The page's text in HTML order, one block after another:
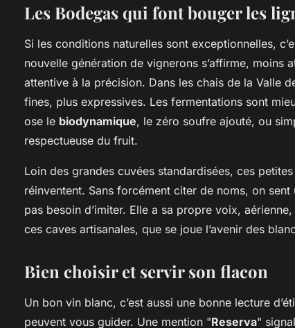
Les Bodegas qui font bouger les
Si les conditions naturelles sont exceptionnelles,
nouvelle génération de vignerons s’affirme, moins
attentive à la précision. Dans les chais de la Valle
fines, plus expressives. Les fermentations sont
ose le biodynamique, le zéro soufre ajouté, ou
respectueuse du fruit.
Loin des grandes cuvées standardisées, ces
réinventent. Sans forcément citer de noms, on sent
pas besoin d’imiter. Elle a sa propre voix,
ces caves artisanales, que se joue l’avenir des
Bien choisir et servir son flacon
Un bon vin blanc, c’est aussi une bonne lecture
peuvent vous guider. Une mention "Reserva"